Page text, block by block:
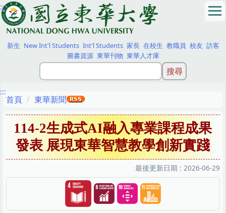
跳
到
主
要
內
:::
新生 New Int'l Students Int'l Students 家長 在校生 教職員 校友 訪客
圖書資源 東華刊物 東華人才庫
:::
首頁 東華新聞
114-2生成式AI融入專業課程成果
發表 展現東華智慧教學創新實踐
最後更新日期 : 2026-06-29